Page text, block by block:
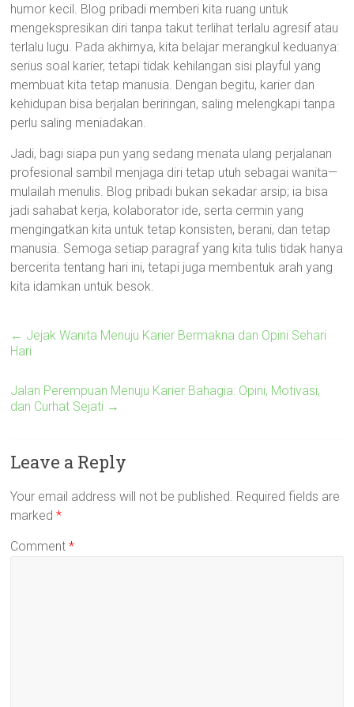
humor kecil. Blog pribadi memberi kita ruang untuk
mengekspresikan diri tanpa takut terlihat terlalu agresif atau
terlalu lugu. Pada akhirnya, kita belajar merangkul keduanya:
serius soal karier, tetapi tidak kehilangan sisi playful yang
membuat kita tetap manusia. Dengan begitu, karier dan
kehidupan bisa berjalan beriringan, saling melengkapi tanpa
perlu saling meniadakan.
Jadi, bagi siapa pun yang sedang menata ulang perjalanan
profesional sambil menjaga diri tetap utuh sebagai wanita—
mulailah menulis. Blog pribadi bukan sekadar arsip; ia bisa
jadi sahabat kerja, kolaborator ide, serta cermin yang
mengingatkan kita untuk tetap konsisten, berani, dan tetap
manusia. Semoga setiap paragraf yang kita tulis tidak hanya
bercerita tentang hari ini, tetapi juga membentuk arah yang
kita idamkan untuk besok.
← Jejak Wanita Menuju Karier Bermakna dan Opini Sehari
Hari
Jalan Perempuan Menuju Karier Bahagia: Opini, Motivasi,
dan Curhat Sejati →
Leave a Reply
Your email address will not be published. Required fields are
marked*
Comment*